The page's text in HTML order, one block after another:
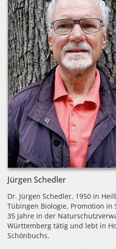
Jürgen Schedler
Dr. Jürgen Schedler, 1950 in
Tübingen Biologie, Promotion
35 Jahre in der
Württemberg tätig und lebt in
Schönbuchs.